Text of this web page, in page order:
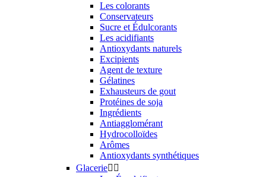
Les colorants
Conservateurs
Sucre et Édulcorants
Les acidifiants
Antioxydants naturels
Excipients
Agent de texture
Gélatines
Exhausteurs de gout
Protéines de soja
Ingrédients
Antiagglomérant
Hydrocolloïdes
Arômes
Antioxydants synthétiques
Glacerie 